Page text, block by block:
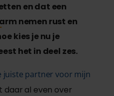
en dat een
nemen rust en
kies je nu je
het in deel zes.
juiste partner voor mijn
al even over